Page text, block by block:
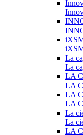
La
La
LA
LA
LA
LA
La
La
LA